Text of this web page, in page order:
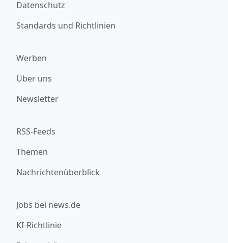
Datenschutz
Standards und Richtlinien
Werben
Über uns
Newsletter
RSS-Feeds
Themen
Nachrichtenüberblick
Jobs bei news.de
KI-Richtlinie